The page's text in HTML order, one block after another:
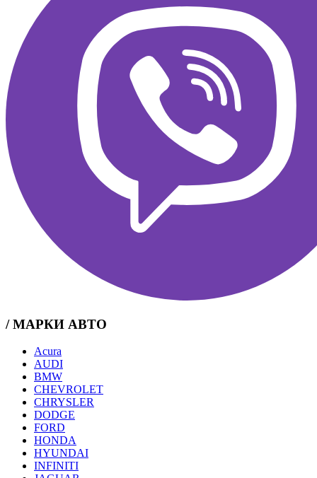
/ МАРКИ АВТО
Acura
AUDI
BMW
CHEVROLET
CHRYSLER
DODGE
FORD
HONDA
HYUNDAI
INFINITI